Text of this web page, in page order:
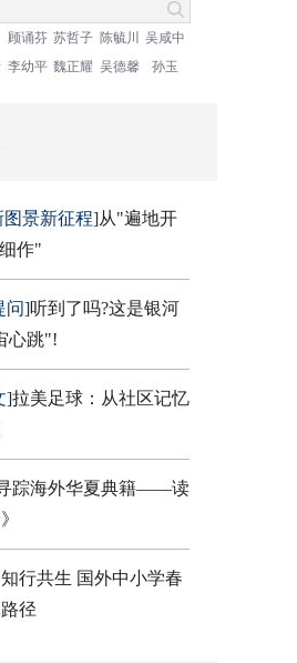
顾诵芬 苏哲子 陈毓川
吴咸中
李幼平 魏正耀 吴德馨 孙玉
景新征程]从"遍地开
作"
问]听到了吗?这是银河
心跳"!
]拉美足球：从社区记忆
踪海外华夏典籍——读
行共生 国外中小学春
径